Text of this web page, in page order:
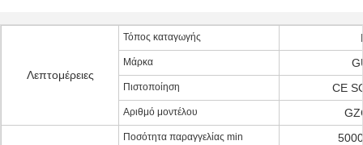
Λεπτομέρειες
Τόπος καταγωγής
Μάρκα
Πιστοποίηση CE
Αριθμό μοντέλου
Ποσότητα παραγγελίας min